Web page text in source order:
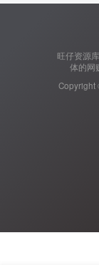
旺仔资源
体的网
Copyright